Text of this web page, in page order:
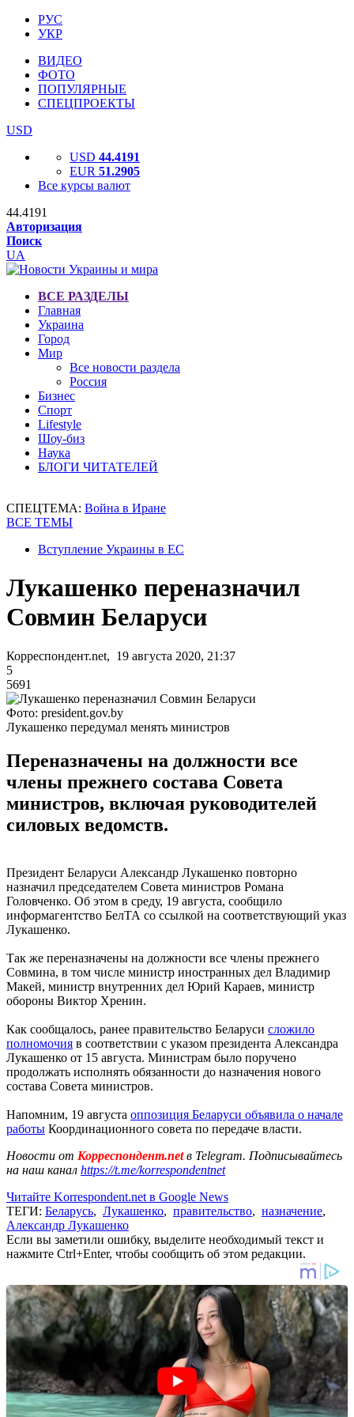
РУС
УКР
ВИДЕО
ФОТО
ПОПУЛЯРНЫЕ
СПЕЦПРОЕКТЫ
USD
USD 44.4191
EUR 51.2905
Все курсы валют
44.4191
Авторизация
Поиск
UA
ВСЕ РАЗДЕЛЫ
Главная
Украина
Город
Мир
Все новости раздела
Россия
Бизнес
Спорт
Lifestyle
Шоу-биз
Наука
БЛОГИ ЧИТАТЕЛЕЙ
СПЕЦТЕМА: Война в Иране
ВСЕ ТЕМЫ
Вступление Украины в ЕС
Лукашенко переназначил
Совмин Беларуси
Корреспондент.net, 19 августа 2020, 21:37
5
5691
Фото: president.gov.by
Лукашенко передумал менять министров
Переназначены на должности все
члены прежнего состава Совета
министров, включая руководителей
силовых ведомств.
Президент Беларуси Александр Лукашенко повторно
назначил председателем Совета министров Романа
Головченко. Об этом в среду, 19 августа, сообщило
информагентство БелТА со ссылкой на соответствующий указ
Лукашенко.
Так же переназначены на должности все члены прежнего
Совмина, в том числе министр иностранных дел Владимир
Макей, министр внутренних дел Юрий Караев, министр
обороны Виктор Хренин.
Как сообщалось, ранее правительство Беларуси сложило
полномочия в соответствии с указом президента Александра
Лукашенко от 15 августа. Министрам было поручено
продолжать исполнять обязанности до назначения нового
состава Совета министров.
Напомним, 19 августа оппозиция Беларуси объявила о начале
работы Координационного совета по передаче власти.
Новости от Корреспондент.netв Telegram. Подписывайтесь
на наш канал https://t.me/korrespondentnet
Читайте Korrespondent.net в Google News
ТЕГИ: Беларусь, Лукашенко, правительство, назначение,
Александр Лукашенко
Если вы заметили ошибку, выделите необходимый текст и
нажмите Ctrl+Enter, чтобы сообщить об этом редакции.